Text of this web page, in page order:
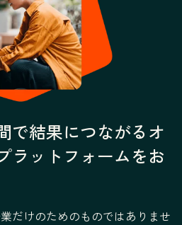
で結果につながるオ
ラットフォームをお
だけのためのものではありませ